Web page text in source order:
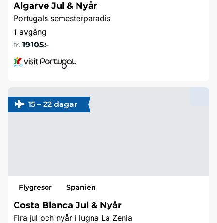
Algarve Jul & Nyår
Portugals semesterparadis
1 avgång
fr. 19 105:-
15 – 22 dagar
Flygresor Spanien
Costa Blanca Jul & Nyår
Fira jul och nyår i lugna La Zenia